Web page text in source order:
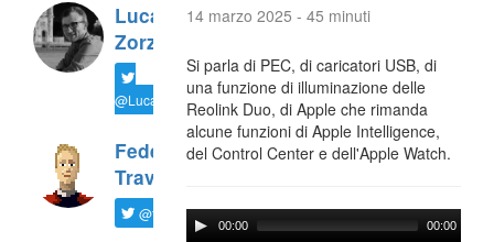
Luca
Zorzi
@LucaTNT
Federico
Travaini
@ftrava
14 marzo 2025 - 45 minuti
Si parla di PEC, di caricatori USB, di
una funzione di illuminazione delle
Reolink Duo, di Apple che rimanda
alcune funzioni di Apple Intelligence,
del Control Center e dell'Apple Watch.
00:00 00:00